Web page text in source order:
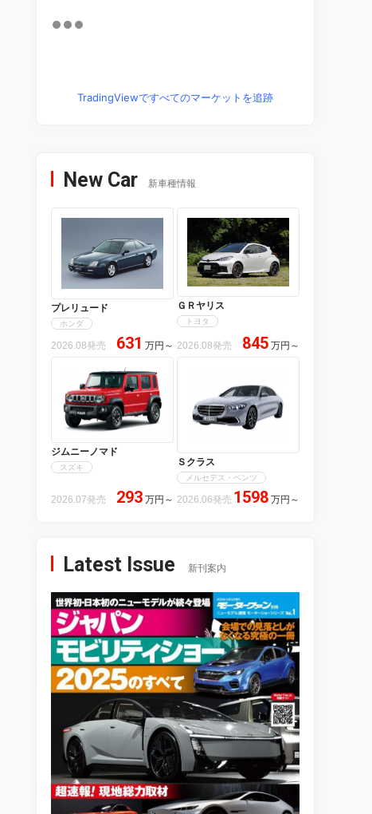
TradingViewですべてのマーケットを追跡
New Car 新車種情報
プレリュード
ホンダ
2026.08発売 631 万円 ～
ＧＲヤリス
トヨタ
2026.08発売 845 万円 ～
ジムニーノマド
スズキ
2026.07発売 293 万円 ～
Ｓクラス
メルセデス・ベンツ
2026.06発売 1598 万円 ～
Latest Issue 新刊案内